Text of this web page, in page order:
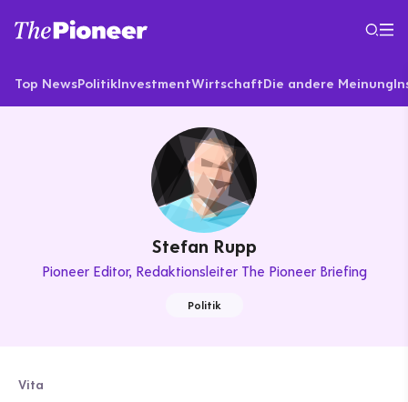
Top NewsPolitikInvestmentWirtschaftDie andere Meinung
Stefan Rupp
Pioneer Editor Redaktionsleiter The Pioneer Briefing
Politik
Vita